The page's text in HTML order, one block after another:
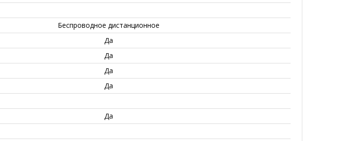
Беспроводное дистанционное
Да
Да
Да
Да
Да